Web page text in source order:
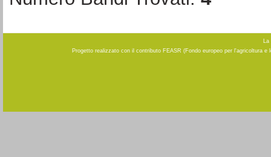
Progetto realizzato con il contributo FEASR (Fondo europeo per l'agricoltura